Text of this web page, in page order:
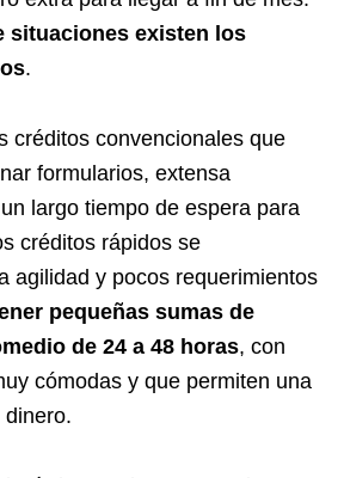
situaciones existen los
.
créditos convencionales que
formularios, extensa
largo tiempo de espera para
créditos rápidos se
agilidad y pocos requerimientos
pequeñas sumas de
de 24 a 48 horas, con
cómodas y que permiten una
dinero.